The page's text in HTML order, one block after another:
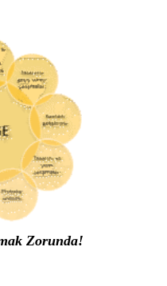
Zorunda!